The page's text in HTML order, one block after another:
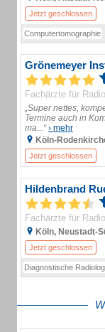
Jetzt geschlossen
Computertomographie
Grönemeyer
Fachärzte für
„Super nettes,
Termine auch in
ma...“› mehr
Köln-
Jetzt geschlossen
Fachärzte für
Köln, Neustadt-
Jetzt geschlossen
Diagnostische